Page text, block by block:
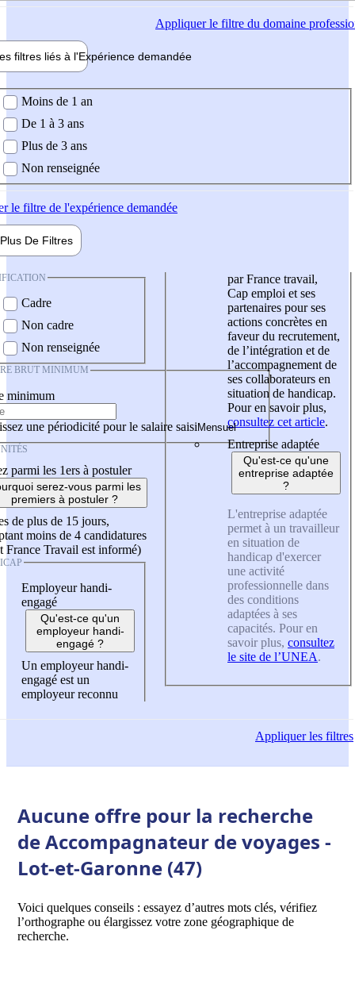
Appliquerle filtre du domaine
filtres liés à l'Expérience demandée
demandée
Moins de 1 an
De 1 à 3 ans
Plus de 3 ans
Non renseignée
le filtre de l'expérience demandée
Plus De Filtres
Cadre
Non cadre
Non renseignée
BRUT MINIMUM
minimum
une périodicité pour le salaire saisi
parmi les 1ers à postuler
serez-vous parmi les
premiers à postuler ?
de plus de 15 jours,
moins de 4 candidatures
France Travail est informé)
Employeur handi-
engagé
Qu'est-ce qu'un
employeur handi-
engagé ?
Un employeur handi-
engagé est un
employeur reconnu
par France travail,
Cap emploi et ses
partenaires pour ses
actions concrètes en
faveur du recrutement,
de l’intégration et de
l’accompagnement de
ses collaborateurs en
situation de handicap.
Pour en savoir plus,
consultez cet article.
Entreprise adaptée
Qu'est-ce qu'une
entreprise adaptée
?
L'entreprise adaptée
permet à un travailleur
en situation de
handicap d'exercer
une activité
professionnelle dans
des conditions
adaptées à ses
capacités. Pour en
savoir plus, consultez
le site de l’UNEA.
Appliquerles filtres
Aucune offre pour la recherche
de Accompagnateur de voyages -
Lot-et-Garonne (47)
Voici quelques conseils : essayez d’autres mots clés, vérifiez
l’orthographe ou élargissez votre zone géographique de
recherche.